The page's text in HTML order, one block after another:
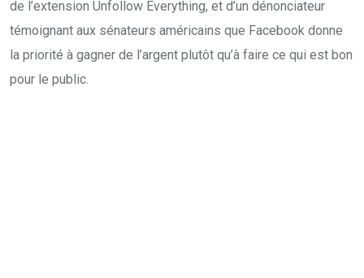
de l’extension Unfollow Everything, et d’un dénonciateur
témoignant aux sénateurs américains que Facebook donne
la priorité à gagner de l’argent plutôt qu’à faire ce qui est bon
pour le public.